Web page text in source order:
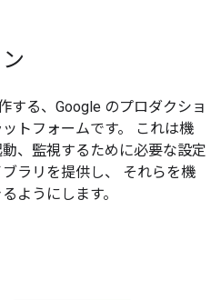
する、Google のプロダクショ
トフォームです。 これは機
、監視するために必要な設定
ラリを提供し、 それらを機
ようにします。